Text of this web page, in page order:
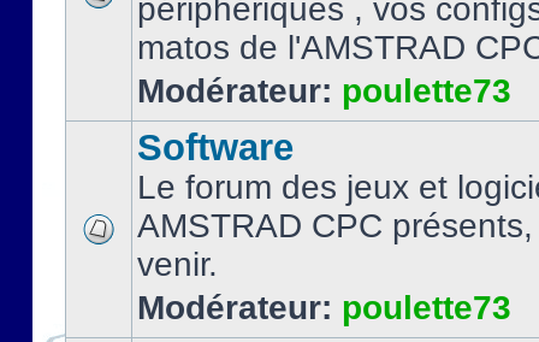
périphériques , vos
matos de l'AMSTRAD
Modérateur: poulette73
Software
Le forum des jeux et
AMSTRAD CPC
venir.
Modérateur: poulette73